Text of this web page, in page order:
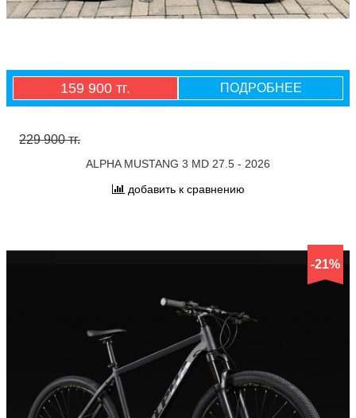
159 900 тг. ПОДРОБНЕЕ
229 900 тг.
ALPHA MUSTANG 3 MD 27.5 - 2026
добавить к сравнению
-21%